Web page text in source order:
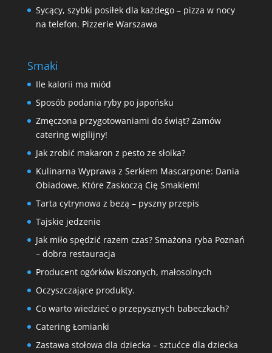
Sycący, szybki posiłek dla każdego – pizza w nocy
na telefon. Pizzerie Warszawa
Smaki
Ile kalorii ma miód
Sposób podania ryby po japońsku
Zmęczona przygotowaniami do świąt? Zamów
catering wigilijny!
Jak zrobić makaron z pesto ze słoika?
Kulinarna Wyprawa z Serkiem Mascarpone: Dania
Obiadowe, Które Zaskoczą Cię Smakiem!
Tarta cytrynowa z bezą – pyszny przepis
Tajskie jedzenie
Jak miło spędzić razem czas? Smażona ryba Poznań
– dobra restauracja
Producent ogórków kiszonych, małosolnych
Oczyszczające produkty.
Co warto wiedzieć o przepysznych babeczkach?
Catering Łomianki
Zastawa stołowa dla dziecka – sztućce dla dziecka